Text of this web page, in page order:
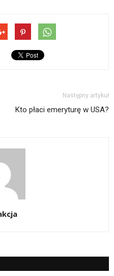
Następny artykuł
Kto płaci emeryturę w USA?